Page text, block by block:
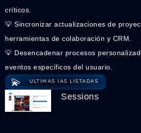
críticos.
💡 Sincronizar actualizaciones de
herramientas de colaboración y CRM.
💡 Desencadenar procesos
eventos específicos del usuario.
💫 ULTIMAS IAS LISTADAS
Sessions